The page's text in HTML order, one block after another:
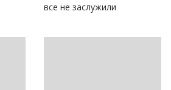
все не заслужили